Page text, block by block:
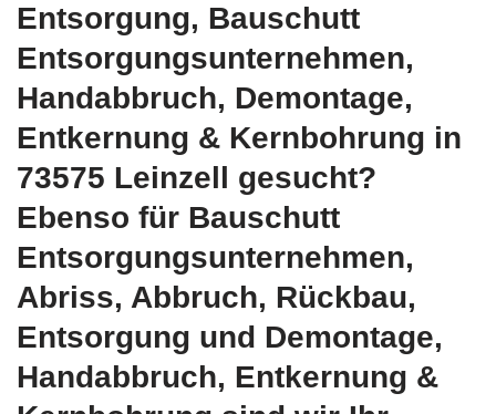
Entsorgung, Bauschutt
Entsorgungsunternehmen,
Handabbruch, Demontage,
Entkernung & Kernbohrung in
73575 Leinzell gesucht?
Ebenso für Bauschutt
Entsorgungsunternehmen,
Abriss, Abbruch, Rückbau,
Entsorgung und Demontage,
Handabbruch, Entkernung &